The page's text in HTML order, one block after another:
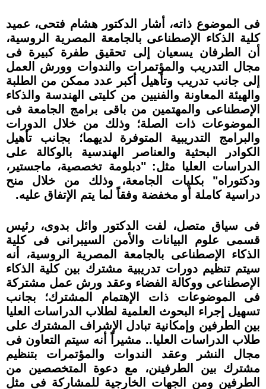
فى الموضوع ذاته، أشار الدكتور هشام فتحى، عميد
كلية الذكاء الإصطناعى بالجامعة المصرية الروسية،
أن الطرفان يسعيان إلى تحقيق طفرة كبيرة فى
مجال التدريب والمؤتمرات والندوات وورش العمل
إلى جانب تدريب وتأهيل أكبر عدد ممكن من الطلبة
والهيئة المعاونة والفنيين من كليتى الهندسة والذكاء
الإصطناعى والمهتمين من باقى برامج الجامعة فى
الموضوعات ذات الصلة؛ وذلك من خلال الدورات
والبرامج التدريبية المتوفرة لديهما؛ بجانب تأهيل
الكوادر البحثية والعناصر الهندسية بالوكالة على
الدراسات العليا مثل: "دبلومة تخصصية، ماجستير،
ودكتوراه" بكليات الجامعة، وذلك من خلال منح
دراسية كاملة أو مخفضة وفقاً لما يتم الإتفاق عليه.
فى سياق متصل، لفت الدكتور وائل بدوى، رئيس
قسمى علوم البيانات والأمن السيبرانى فى كلية
الذكاء الإصطناعى بالجامعة المصرية الروسية، أنه
سيتم تنظيم دورات تدريبية مشترك بين كلية الذكاء
الإصطناعى ووكالة الفضاء وعقد ورش عمل مشتركة
فى الموضوعات ذات الإهتمام المشترك؛ بجانب
تسهيل إجراء البحوث العلمية لطلاب الدراسات العليا
بين الطرفين وإمكانية تبادل الإشراف المشترك على
طلاب الدراسات العليا.. مشيراً أنه سيتم التعاون فى
مجال النشر وعقد الندوات والمؤتمرات بتنظيم
مشترك بين الطرفينن، مع دعوة المتخصصين من
الطرفين ومن الجهات الخارجية للمشاركة فى مثل